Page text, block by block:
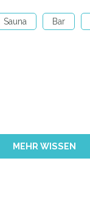
Sauna Bar
MEHR WISSEN